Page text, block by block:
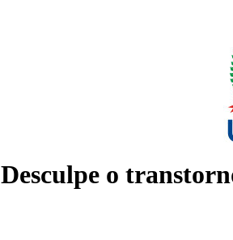
Desculpe o